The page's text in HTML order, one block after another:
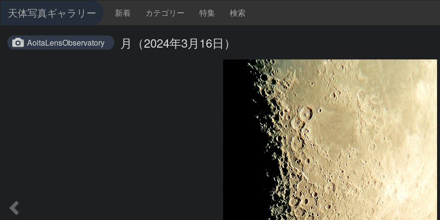
天体写真ギャラリー 新着 カテゴリー 特集 検索
AoitaLensObservatory 月（2024年3月16日）